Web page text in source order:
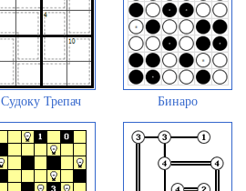
Судоку Трепач Бинаро